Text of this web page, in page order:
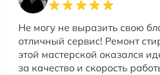
Не могу не выразить свою
отличный сервис! Ремонт
этой мастерской оказался
за качество и скорость